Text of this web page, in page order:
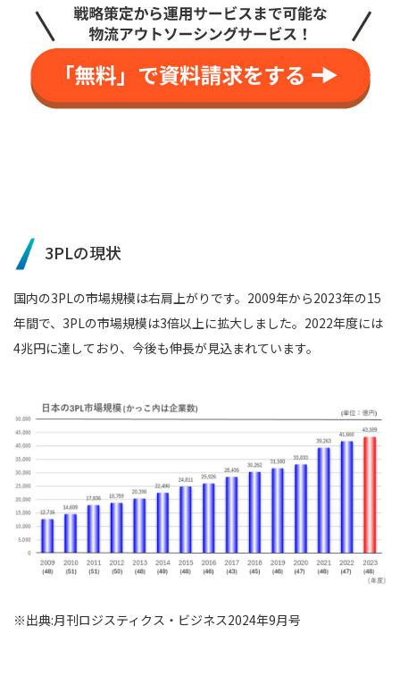
3PLの現状
国内の3PLの市場規模は右肩上がりです。2009年から2023年の15
年間で、3PLの市場規模は3倍以上に拡大しました。2022年度には
4兆円に達しており、今後も伸長が見込まれています。
※出典:月刊ロジスティクス・ビジネス2024年9月号